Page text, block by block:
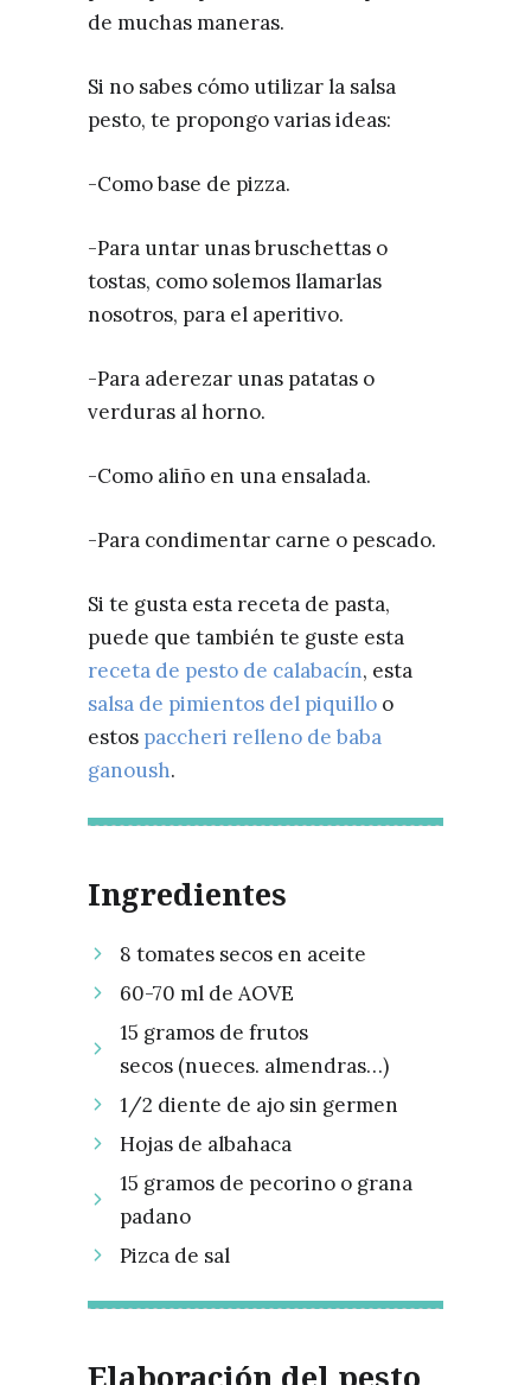
de muchas maneras.
Si no sabes cómo utilizar la salsa
pesto, te propongo varias ideas:
-Como base de pizza.
-Para untar unas bruschettas o
tostas, como solemos llamarlas
nosotros, para el aperitivo.
-Para aderezar unas patatas o
verduras al horno.
-Como aliño en una ensalada.
-Para condimentar carne o pescado.
Si te gusta esta receta de pasta,
puede que también te guste esta
receta de pesto de calabacín, esta
salsa de pimientos del piquillo o
estos paccheri relleno de baba
ganoush.
Ingredientes
8 tomates secos en aceite⁣
60-70 ml de AOVE⁣
15 gramos de frutos
secos (nueces. almendras…)
1/2 diente de ajo sin germen⁣
Hojas de albahaca
15 gramos de pecorino o grana
padano⁣
Pizca de sal⁣
Elaboración del pesto